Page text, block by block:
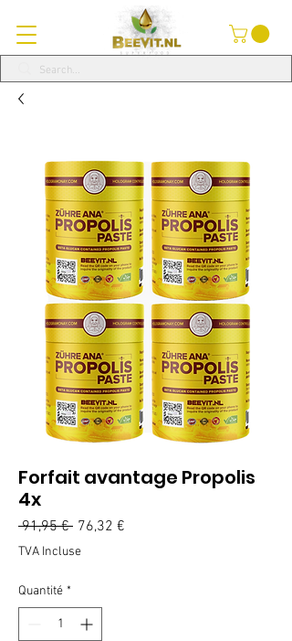
Forfait avantage Propolis
4x
91,95 € Prix
original
76,32 €
TVA Incluse
Quantité *